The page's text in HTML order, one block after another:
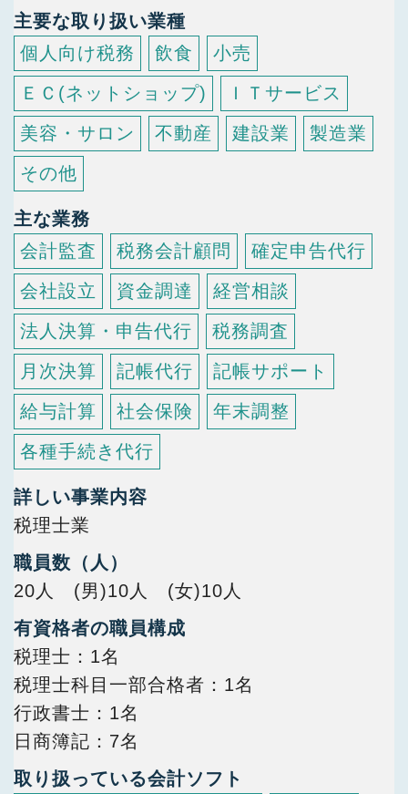
主要な取り扱い業種
個人向け税務
飲食
小売
ＥＣ(ネットショップ)
ＩＴサービス
美容・サロン
不動産 建設業
製造業
その他
主な業務
会計監査
税務会計顧問
確定申告代行
会社設立
資金調達
経営相談
法人決算・申告代行
税務調査
月次決算
記帳代行
記帳サポート
給与計算
社会保険
年末調整
各種手続き代行
詳しい事業内容
税理士業
職員数（人）
20人 (男)10人 (女)10人
有資格者の職員構成
税理士
1名
税理士科目一部合格者
1名
行政書士
1名
日商簿記
7名
取り扱っている会計ソフト